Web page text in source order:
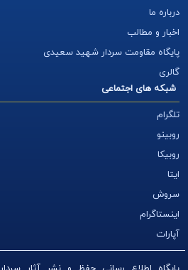
درباره ما
اخبار و مطالب
پایگاه مقاومت سردار شهید سعیدی
گالری
شبکه های اجتماعی
تلگرام
روبینو
روبیکا
ایتا
سروش
اینستاگرام
آپارات